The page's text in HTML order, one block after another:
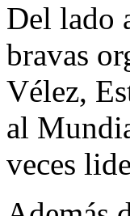
​Del lado
bravas
Vélez,
al
veces